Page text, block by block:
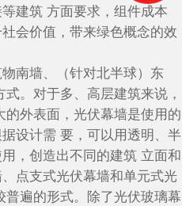
建筑 方面要求，组件成本
会价值，带来绿色概念的效
南墙、（针对北半球）东
。对于多、高层建筑来说，
外表面，光伏幕墙是使用的
设计需 要，可以用透明、半
，创造出不同的建筑 立面和
点支式光伏幕墙和单元式光
遍的形式。除了光伏玻璃幕